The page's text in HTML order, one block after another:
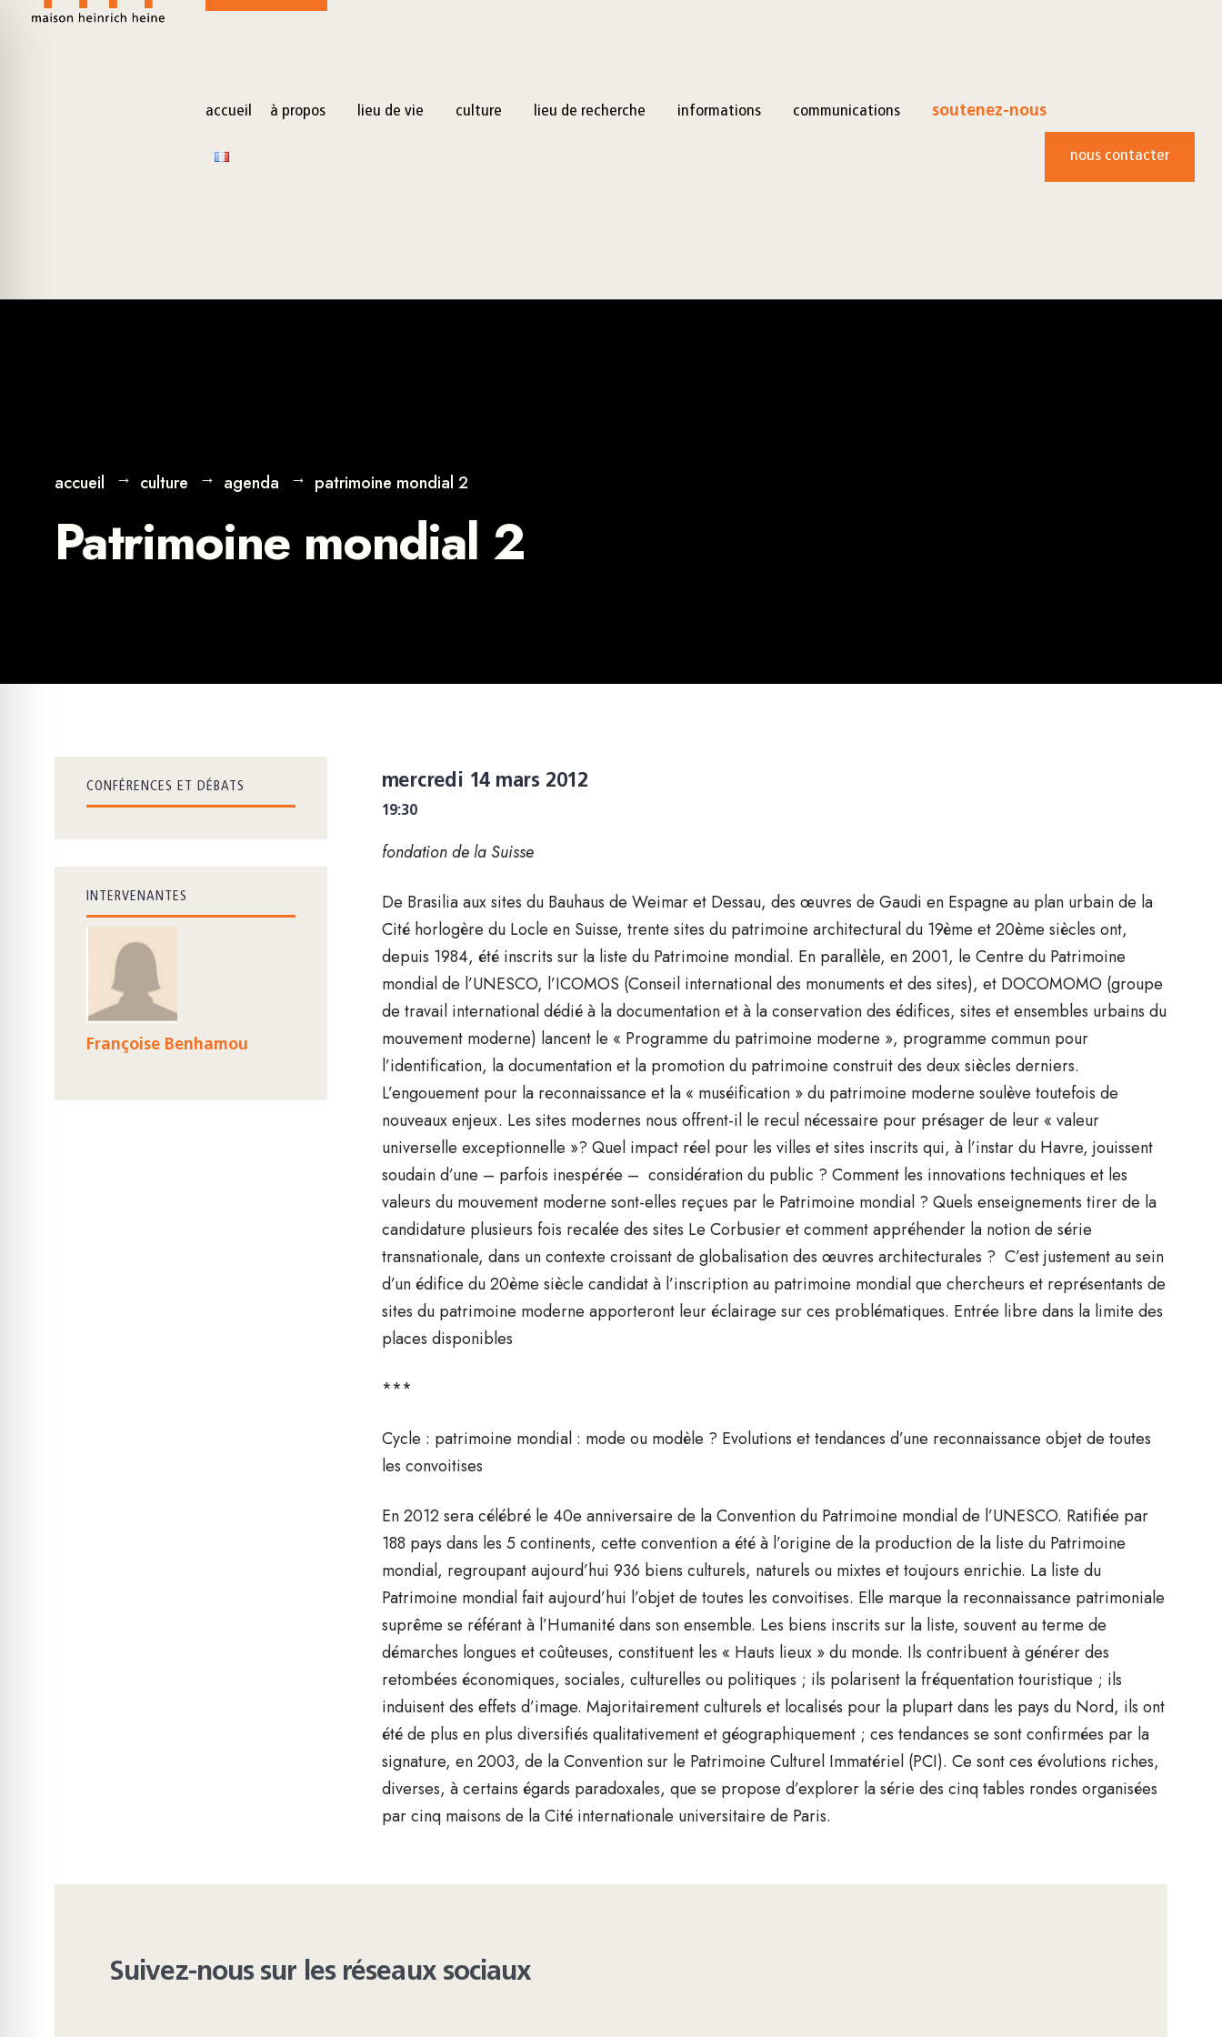
accueil à propos lieu de vie culture lieu de recherche informations communications soutenez-nous
nous contacter
accueil culture agenda patrimoine mondial 2
Patrimoine mondial 2
mercredi 14 mars 2012
19:30
fondation de la Suisse
De Brasilia aux sites du Bauhaus de Weimar et Dessau, des œuvres de Gaudi en Espagne au plan urbain de la
Cité horlogère du Locle en Suisse, trente sites du patrimoine architectural du 19ème et 20ème siècles ont,
depuis 1984, été inscrits sur la liste du Patrimoine mondial. En parallèle, en 2001, le Centre du Patrimoine
mondial de l’UNESCO, l’ICOMOS (Conseil international des monuments et des sites), et DOCOMOMO (groupe
de travail international dédié à la documentation et à la conservation des édifices, sites et ensembles urbains du
mouvement moderne) lancent le « Programme du patrimoine moderne », programme commun pour
l’identification, la documentation et la promotion du patrimoine construit des deux siècles derniers.
L’engouement pour la reconnaissance et la « muséification » du patrimoine moderne soulève toutefois de
nouveaux enjeux. Les sites modernes nous offrent-il le recul nécessaire pour présager de leur « valeur
universelle exceptionnelle »? Quel impact réel pour les villes et sites inscrits qui, à l’instar du Havre, jouissent
soudain d’une – parfois inespérée – considération du public ? Comment les innovations techniques et les
valeurs du mouvement moderne sont-elles reçues par le Patrimoine mondial ? Quels enseignements tirer de la
candidature plusieurs fois recalée des sites Le Corbusier et comment appréhender la notion de série
transnationale, dans un contexte croissant de globalisation des œuvres architecturales ? C’est justement au sein
d’un édifice du 20ème siècle candidat à l’inscription au patrimoine mondial que chercheurs et représentants de
sites du patrimoine moderne apporteront leur éclairage sur ces problématiques. Entrée libre dans la limite des
places disponibles
***
Cycle : patrimoine mondial : mode ou modèle ? Evolutions et tendances d’une reconnaissance objet de toutes
les convoitises
En 2012 sera célébré le 40e anniversaire de la Convention du Patrimoine mondial de l’UNESCO. Ratifiée par
188 pays dans les 5 continents, cette convention a été à l’origine de la production de la liste du Patrimoine
mondial, regroupant aujourd’hui 936 biens culturels, naturels ou mixtes et toujours enrichie. La liste du
Patrimoine mondial fait aujourd’hui l’objet de toutes les convoitises. Elle marque la reconnaissance patrimoniale
suprême se référant à l’Humanité dans son ensemble. Les biens inscrits sur la liste, souvent au terme de
démarches longues et coûteuses, constituent les « Hauts lieux » du monde. Ils contribuent à générer des
retombées économiques, sociales, culturelles ou politiques ; ils polarisent la fréquentation touristique ; ils
induisent des effets d’image. Majoritairement culturels et localisés pour la plupart dans les pays du Nord, ils ont
été de plus en plus diversifiés qualitativement et géographiquement ; ces tendances se sont confirmées par la
signature, en 2003, de la Convention sur le Patrimoine Culturel Immatériel (PCI). Ce sont ces évolutions riches,
diverses, à certains égards paradoxales, que se propose d’explorer la série des cinq tables rondes organisées
par cinq maisons de la Cité internationale universitaire de Paris.
CONFÉRENCES ET DÉBATS
INTERVENANTES
Françoise Benhamou
Suivez-nous sur les réseaux sociaux